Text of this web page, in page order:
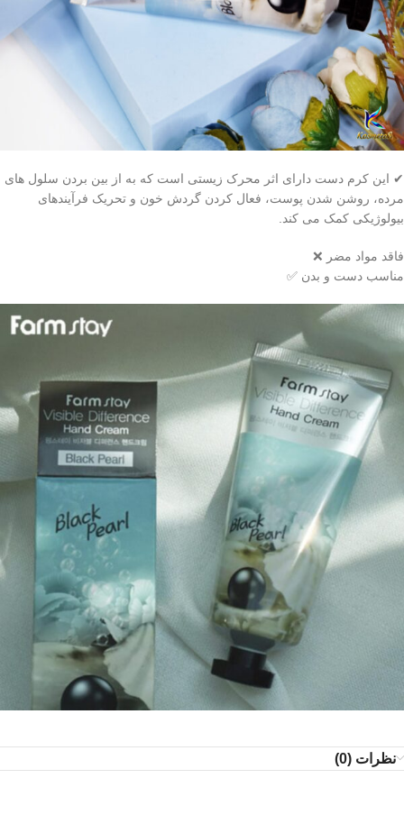
✔ این کرم دست دارای اثر محرک زیستی است که به از بین بردن سلول های
مرده، روشن شدن پوست، فعال کردن گردش خون و تحریک فرآیندهای
بیولوژیکی کمک می کند.
فاقد مواد مضر ❌
مناسب دست و بدن ✅
نظرات (0)